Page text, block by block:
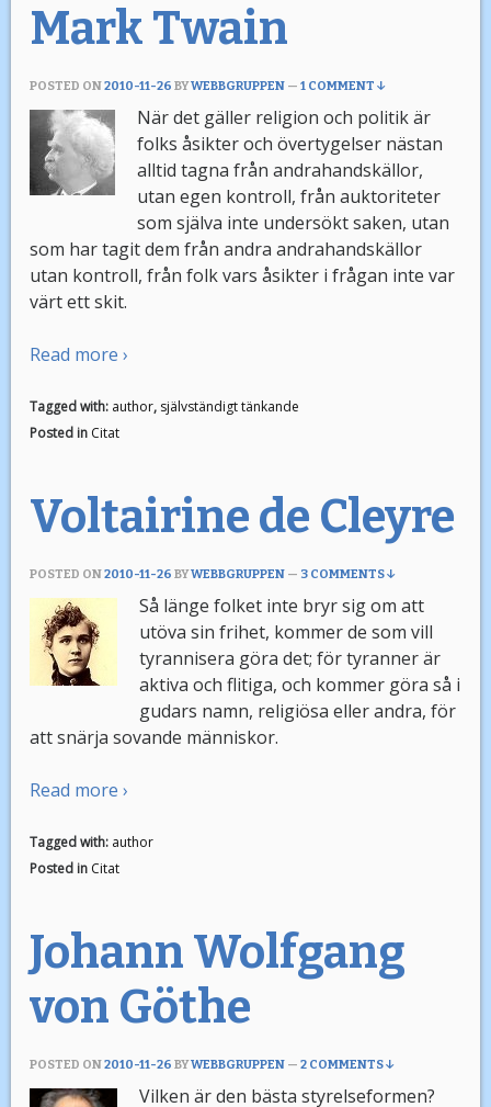
Mark Twain
POSTED ON2010-11-26 BYWEBBGRUPPEN — 1 COMMENT ↓
När det gäller religion och politik är
folks åsikter och övertygelser nästan
alltid tagna från andrahandskällor,
utan egen kontroll, från auktoriteter
som själva inte undersökt saken, utan
som har tagit dem från andra andrahandskällor
utan kontroll, från folk vars åsikter i frågan inte var
värt ett skit.
Read more ›
Tagged with: author, självständigt tänkande
Posted in Citat
Voltairine de Cleyre
POSTED ON2010-11-26 BYWEBBGRUPPEN — 3 COMMENTS ↓
Så länge folket inte bryr sig om att
utöva sin frihet, kommer de som vill
tyrannisera göra det; för tyranner är
aktiva och flitiga, och kommer göra så i
gudars namn, religiösa eller andra, för
att snärja sovande människor.
Read more ›
Tagged with: author
Posted in Citat
Johann Wolfgang
von Göthe
POSTED ON2010-11-26 BYWEBBGRUPPEN — 2 COMMENTS ↓
Vilken är den bästa styrelseformen?